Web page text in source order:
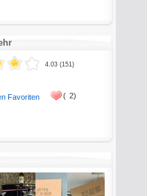
4.03 (151)
Favoriten
( 2)